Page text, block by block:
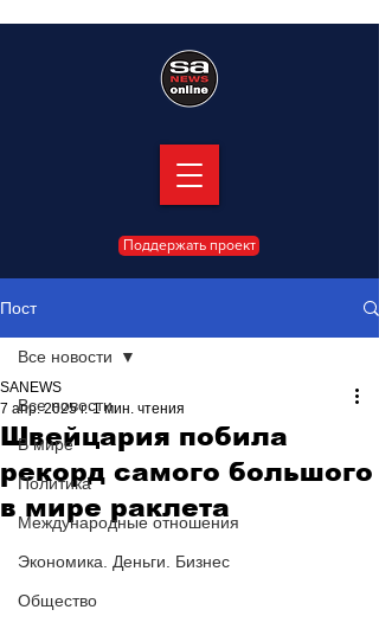
Поддержать проект
Пост
Все новости
В мире
Политика
Международные отношения
Экономика. Деньги. Бизнес
Общество
Все новости
Швейцария побила
рекорд самого большого
в мире раклета
SANEWS
7 апр. 2025 г. 1 мин. чтения